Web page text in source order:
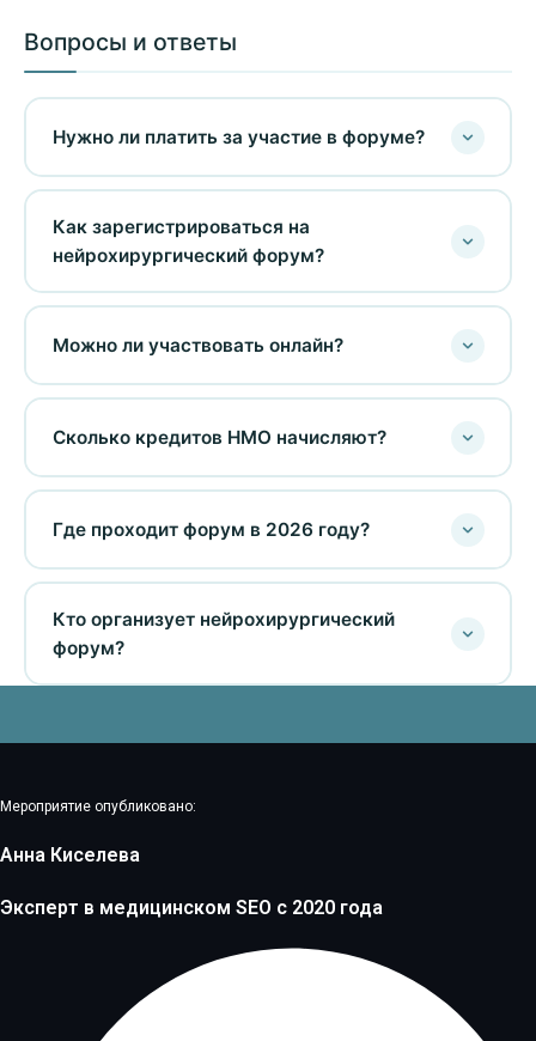
Вопросы и ответы
Нужно ли платить за участие в форуме?
Как зарегистрироваться на
нейрохирургический форум?
Можно ли участвовать онлайн?
Сколько кредитов НМО начисляют?
Где проходит форум в 2026 году?
Кто организует нейрохирургический
форум?
Мероприятие опубликовано:
Анна Киселева
Эксперт в медицинском SEO c 2020 года